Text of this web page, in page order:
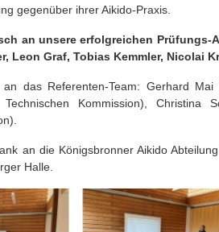
gegenüber ihrer Aikido-Praxis.
an unsere erfolgreichen Prüfungs-
Leon Graf, Tobias Kemmler, Nicolai
das Referenten-Team: Gerhard
Kommission), Christina
an die Königsbronner Aikido
Halle.